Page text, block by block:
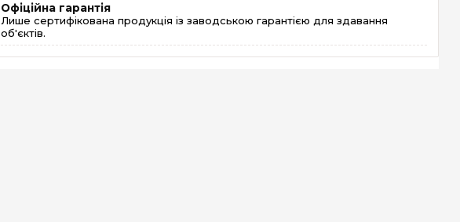
Офіційна гарантія
Лише сертифікована продукція із заводською гарантією для здавання
об'єктів.